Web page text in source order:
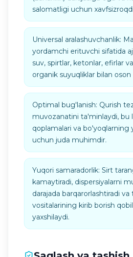
salomatligi uchun
Universal aralashuvchanlik:
yordamchi erituvchi sifatida
suv, spirtlar, ketonlar, efirlar
organik suyuqliklar bilan oson
Optimal bug'lanish: Qurish
muvozanatini ta'minlaydi, bu
qoplamalari va bo'yoqlarning
uchun juda muhimdir.
Yuqori samaradorlik: Sirt
kamaytiradi, dispersiyalarni
darajada barqarorlashtiradi va
vositalarining kirib borish
yaxshilaydi.